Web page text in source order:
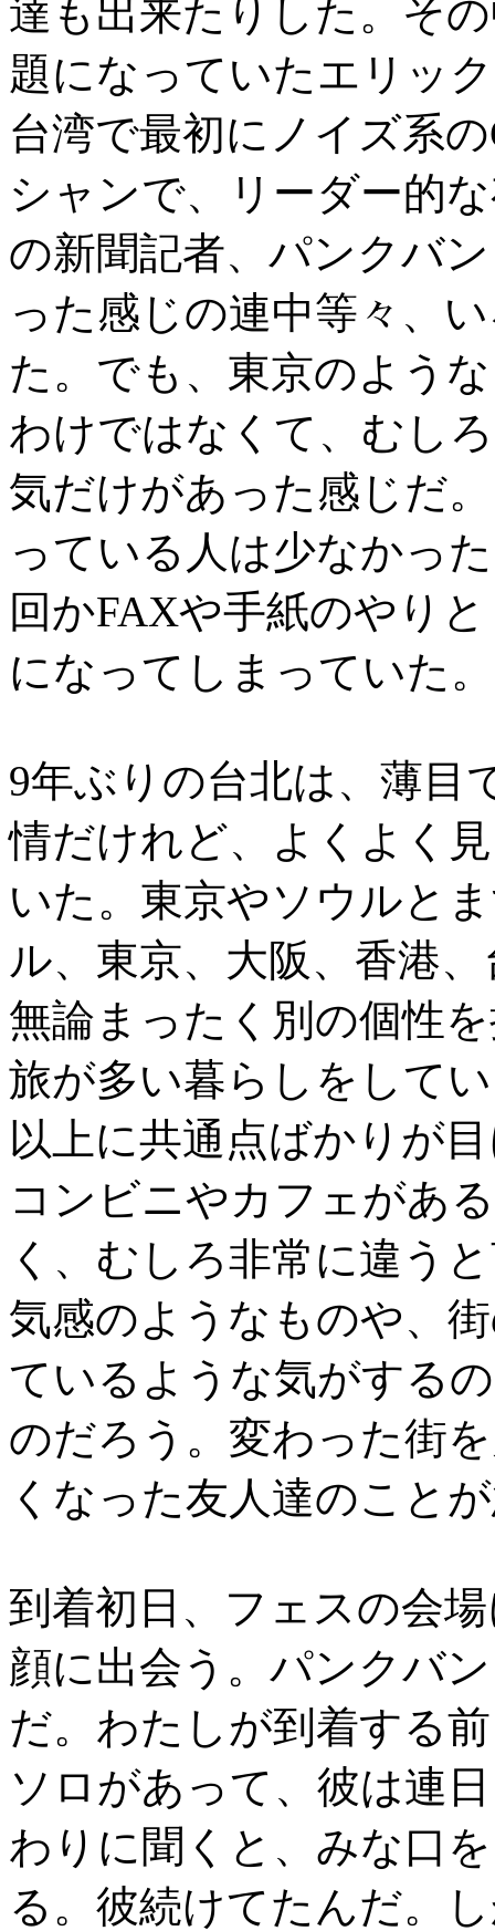
達も出来たりした。そ
題になっていたエリッ
台湾で最初にノイズ系
シャンで、リーダー的
の新聞記者、パンクバ
った感じの連中等々、
た。でも、東京のよう
わけではなくて、むし
気だけがあった感じだ
っている人は少なかっ
回かFAXや手紙のやり
になってしまっていた。
9年ぶりの台北は、薄目
情だけれど、よくよく
いた。東京やソウルと
ル、東京、大阪、香港
無論まったく別の個性
旅が多い暮らしをして
以上に共通点ばかりが
コンビニやカフェがあ
く、むしろ非常に違う
気感のようなものや、
ているような気がする
のだろう。変わった街
くなった友人達のこと
到着初日、フェスの会
顔に出会う。パンクバ
だ。わたしが到着する
ソロがあって、彼は連
わりに聞くと、みな口
る。彼続けてたんだ。